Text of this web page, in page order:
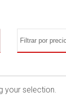
your selection.